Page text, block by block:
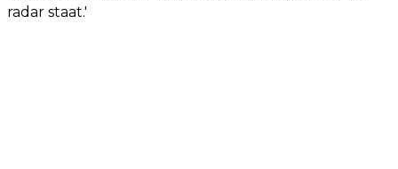
radar staat.'